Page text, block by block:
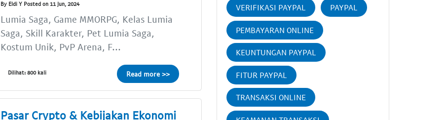
By Eldi Y Posted on 11 Jun, 2024
Lumia Saga, Game MMORPG, Kelas Lumia
Saga, Skill Karakter, Pet Lumia Saga,
Kostum Unik, PvP Arena, F...
Dilihat: 800 kali Read more >>
Pasar Crypto & Kebijakan Ekonomi
VERIFIKASI PAYPAL PAYPAL
PEMBAYARAN ONLINE
KEUNTUNGAN PAYPAL
FITUR PAYPAL
TRANSAKSI ONLINE